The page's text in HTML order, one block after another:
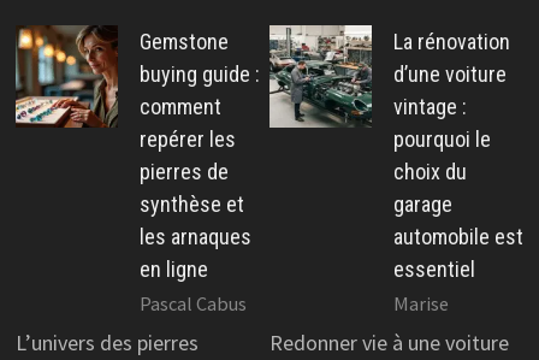
Gemstone
buying guide :
comment
repérer les
pierres de
synthèse et
les arnaques
en ligne
Pascal Cabus
L’univers des pierres
La rénovation
d’une voiture
vintage :
pourquoi le
choix du
garage
automobile est
essentiel
Marise
Redonner vie à une voiture